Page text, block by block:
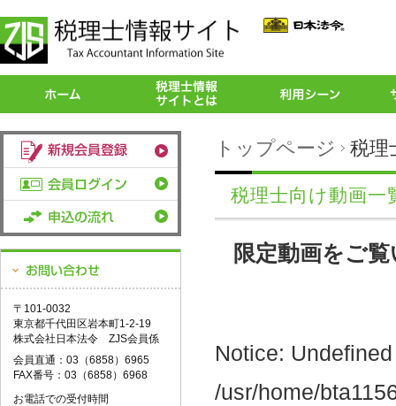
〒101-0032
東京都千代田区岩本町1-2-19
株式会社日本法令 ZJS会員係
会員直通：03（6858）6965
FAX番号：03（6858）6968
お電話での受付時間
トップページ 税理
税理士向け動画一
限定動画をご
Notice:
/usr/home/